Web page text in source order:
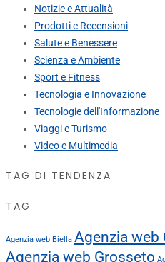
Notizie e Attualità
Prodotti e Recensioni
Salute e Benessere
Scienza e Ambiente
Sport e Fitness
Tecnologia e Innovazione
Tecnologie dell'Informazione
Viaggi e Turismo
Video e Multimedia
TAG DI TENDENZA
TAG
Agenzia web Biella Agenzia web
Agenzia web Grosseto